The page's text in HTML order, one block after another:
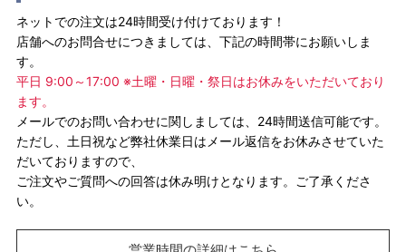
ネットでの注文は24時間受け付けております！
店舗へのお問合せにつきましては、下記の時間帯にお願いしま
す。
平日 9:00～17:00 ※土曜・日曜・祭日はお休みをいただいており
ます。
メールでのお問い合わせに関しましては、24時間送信可能です。
ただし、土日祝など弊社休業日はメール返信をお休みさせていた
だいておりますので、
ご注文やご質問への回答は休み明けとなります。ご了承くださ
い。